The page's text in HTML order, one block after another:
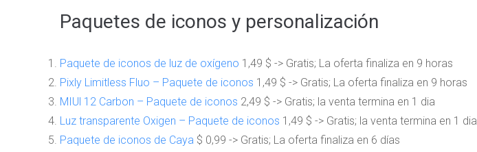
Paquetes de iconos y personalización
Paquete de iconos de luz de oxígeno 1,49 $ -> Gratis; La oferta finaliza en 9 horas
Pixly Limitless Fluo – Paquete de iconos 1,49 $ -> Gratis; La oferta finaliza en 9 horas
MIUl 12 Carbon – Paquete de iconos 2,49 $ -> Gratis; la venta termina en 1 dia
Luz transparente Oxigen – Paquete de iconos 1,49 $ -> Gratis; la venta termina en 1 dia
Paquete de iconos de Caya $ 0,99 -> Gratis; La oferta finaliza en 6 días